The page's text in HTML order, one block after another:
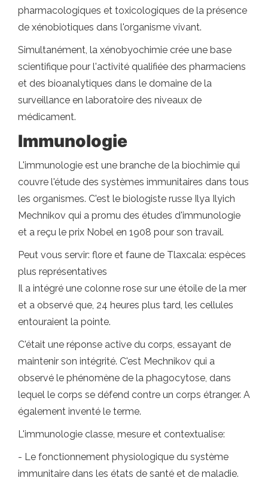
pharmacologiques et toxicologiques de la présence
de xénobiotiques dans l'organisme vivant.
Simultanément, la xénobyochimie crée une base
scientifique pour l'activité qualifiée des pharmaciens
et des bioanalytiques dans le domaine de la
surveillance en laboratoire des niveaux de
médicament.
Immunologie
L'immunologie est une branche de la biochimie qui
couvre l'étude des systèmes immunitaires dans tous
les organismes. C'est le biologiste russe Ilya Ilyich
Mechnikov qui a promu des études d'immunologie
et a reçu le prix Nobel en 1908 pour son travail.
Peut vous servir: flore et faune de Tlaxcala: espèces
plus représentatives
Il a intégré une colonne rose sur une étoile de la mer
et a observé que, 24 heures plus tard, les cellules
entouraient la pointe.
C'était une réponse active du corps, essayant de
maintenir son intégrité. C'est Mechnikov qui a
observé le phénomène de la phagocytose, dans
lequel le corps se défend contre un corps étranger. A
également inventé le terme.
L'immunologie classe, mesure et contextualise:
- Le fonctionnement physiologique du système
immunitaire dans les états de santé et de maladie.